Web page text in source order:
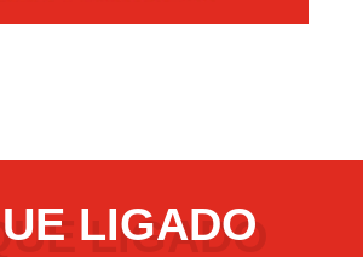
LIGADO